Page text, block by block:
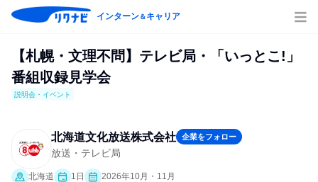
インターン＆キャリア
【札幌・文理不問】テレビ局・「いっとこ!」
番組収録見学会
説明会・イベント
北海道文化放送株式会社 企業をフォロー
放送・テレビ局
北海道 1日
2026年10月・11月